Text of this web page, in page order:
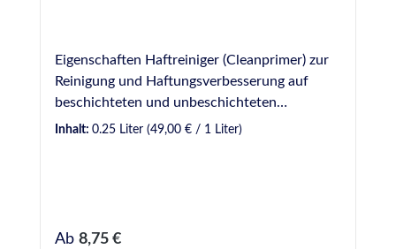
Eigenschaften Haftreiniger (Cleanprimer) zur
Reinigung und Haftungsverbesserung auf
beschichteten und unbeschichteten
metallischen Werkstoffen und auf
Inhalt: 0.25 Liter (49,00 € / 1 Liter)
Regulärer Preis:
Ab 8,75 €